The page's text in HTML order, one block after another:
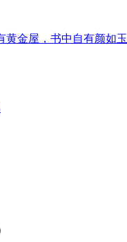
黄金屋，书中自有颜如玉